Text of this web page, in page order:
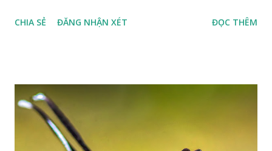
CHIA SẺ ĐĂNG NHẬN XÉT ĐỌC THÊM